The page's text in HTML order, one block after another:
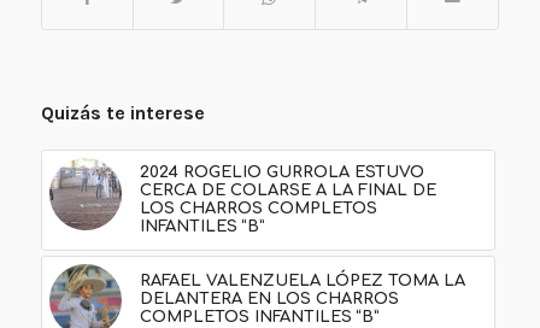
Quizás te interese
2024 ROGELIO GURROLA ESTUVO
CERCA DE COLARSE A LA FINAL DE
LOS CHARROS COMPLETOS
INFANTILES “B”
RAFAEL VALENZUELA LÓPEZ TOMA LA
DELANTERA EN LOS CHARROS
COMPLETOS INFANTILES “B”